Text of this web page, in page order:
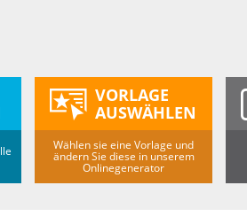
VORLAGE
AUSWÄHLEN
Wählen sie eine Vorlage und
ändern Sie diese in unserem
Onlinegenerator